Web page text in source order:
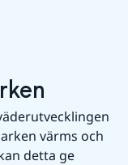
värms och
detta ge